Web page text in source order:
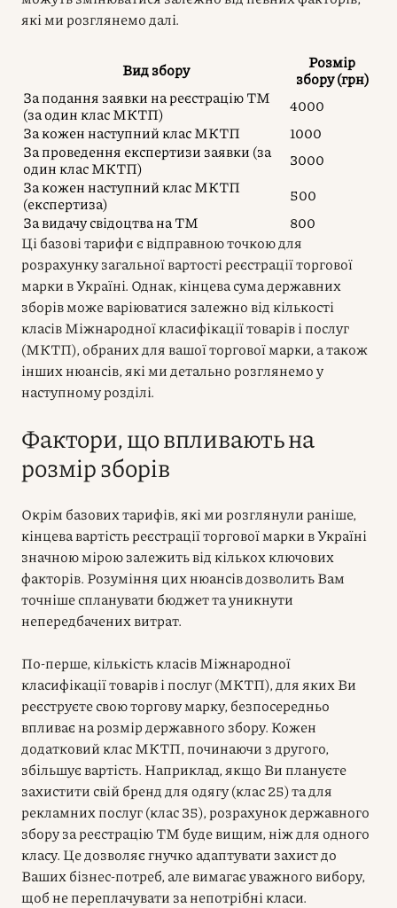
які ми розглянемо далі.
Вид збору
Розмір
збору (грн)
За подання заявки на реєстрацію ТМ
(за один клас МКТП)
4000
За кожен наступний клас МКТП
1000
За проведення експертизи заявки (за
один клас МКТП)
3000
За кожен наступний клас МКТП
(експертиза)
500
За видачу свідоцтва на ТМ
800
Ці базові тарифи є відправною точкою для
розрахунку загальної вартості реєстрації торгової
марки в Україні. Однак, кінцева сума державних
зборів може варіюватися залежно від кількості
класів Міжнародної класифікації товарів і послуг
(МКТП), обраних для вашої торгової марки, а також
інших нюансів, які ми детально розглянемо у
наступному розділі.
Фактори, що впливають на
розмір зборів
Окрім базових тарифів, які ми розглянули раніше,
кінцева вартість реєстрації торгової марки в Україні
значною мірою залежить від кількох ключових
факторів. Розуміння цих нюансів дозволить Вам
точніше спланувати бюджет та уникнути
непередбачених витрат.
По-перше, кількість класів Міжнародної
класифікації товарів і послуг (МКТП), для яких Ви
реєструєте свою торгову марку, безпосередньо
впливає на розмір державного збору. Кожен
додатковий клас МКТП, починаючи з другого,
збільшує вартість. Наприклад, якщо Ви плануєте
захистити свій бренд для одягу (клас 25) та для
рекламних послуг (клас 35), розрахунок державного
збору за реєстрацію ТМ буде вищим, ніж для одного
класу. Це дозволяє гнучко адаптувати захист до
Ваших бізнес-потреб, але вимагає уважного вибору,
щоб не переплачувати за непотрібні класи.